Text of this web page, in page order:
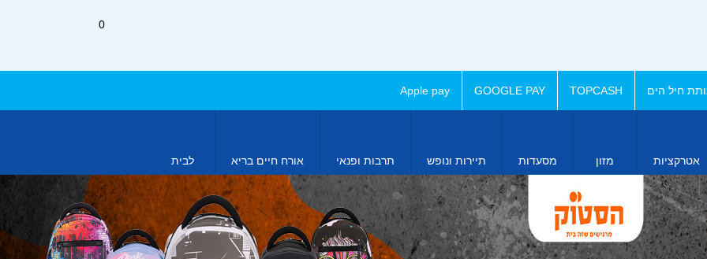
0
חיל הים TOPCASH
GOOGLE PAY
Apple pay
אטרקציות מזון מסעדות תיירות ונופש תרבות ופנאי אורח חיים בריא לבית